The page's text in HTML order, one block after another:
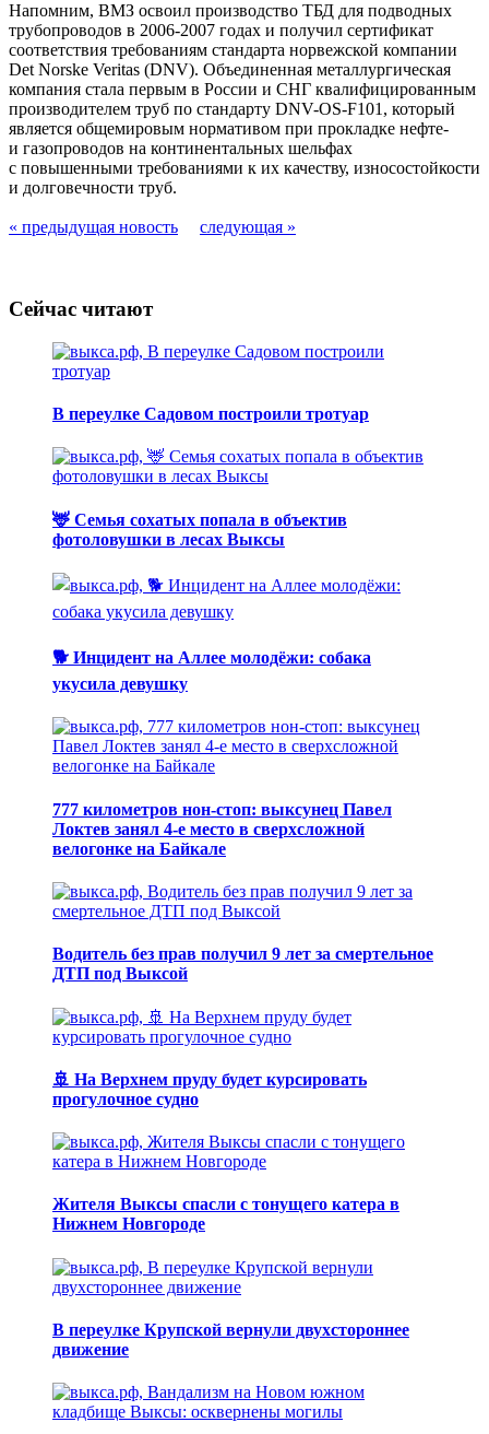
Напомним, ВМЗ освоил производство ТБД для подводных
трубопроводов в 2006-2007 годах и получил сертификат
соответствия требованиям стандарта норвежской компании
Det Norske Veritas (DNV). Объединенная металлургическая
компания стала первым в России и СНГ квалифицированным
производителем труб по стандарту DNV-OS-F101, который
является общемировым нормативом при прокладке нефте-
и газопроводов на континентальных шельфах
с повышенными требованиями к их качеству, износостойкости
и долговечности труб.
« предыдущая новость следующая »
Сейчас читают
В переулке Садовом построили тротуар
🦌 Семья сохатых попала в объектив
фотоловушки в лесах Выксы
🐕 Инцидент на Аллее молодёжи: собака
укусила девушку
777 километров нон-стоп: выксунец Павел
Локтев занял 4-е место в сверхсложной
велогонке на Байкале
Водитель без прав получил 9 лет за смертельное
ДТП под Выксой
🚢 На Верхнем пруду будет курсировать
прогулочное судно
Жителя Выксы спасли с тонущего катера в
Нижнем Новгороде
В переулке Крупской вернули двухстороннее
движение